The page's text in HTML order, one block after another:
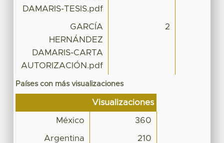
DAMARIS-TESIS.pdf
GARCÍA
HERNÁNDEZ
DAMARIS-CARTA
AUTORIZACIÓN.pdf
2
Países con más visualizaciones
Visualizaciones
México 360
Argentina 210